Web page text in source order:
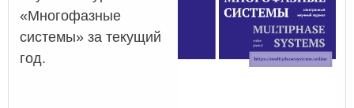
«Многофазные
системы» за текущий
год.